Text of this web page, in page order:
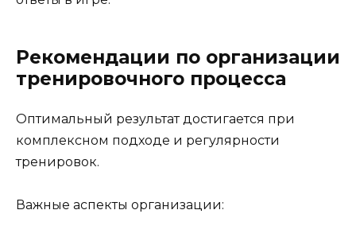
Рекомендации по организации
тренировочного процесса
Оптимальный результат достигается при
комплексном подходе и регулярности
тренировок.
Важные аспекты организации: